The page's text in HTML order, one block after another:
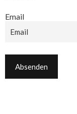
Email